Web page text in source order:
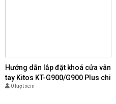
Hướng dẫn lắp đặt khoá cửa vân
tay Kitos KT-G900/G900 Plus chi
tiết nhất - (Copy)
0 lượt xem